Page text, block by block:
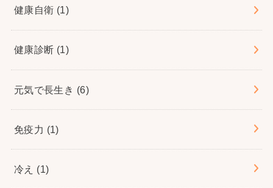
健康自衛 (1)
健康診断 (1)
元気で長生き (6)
免疫力 (1)
冷え (1)